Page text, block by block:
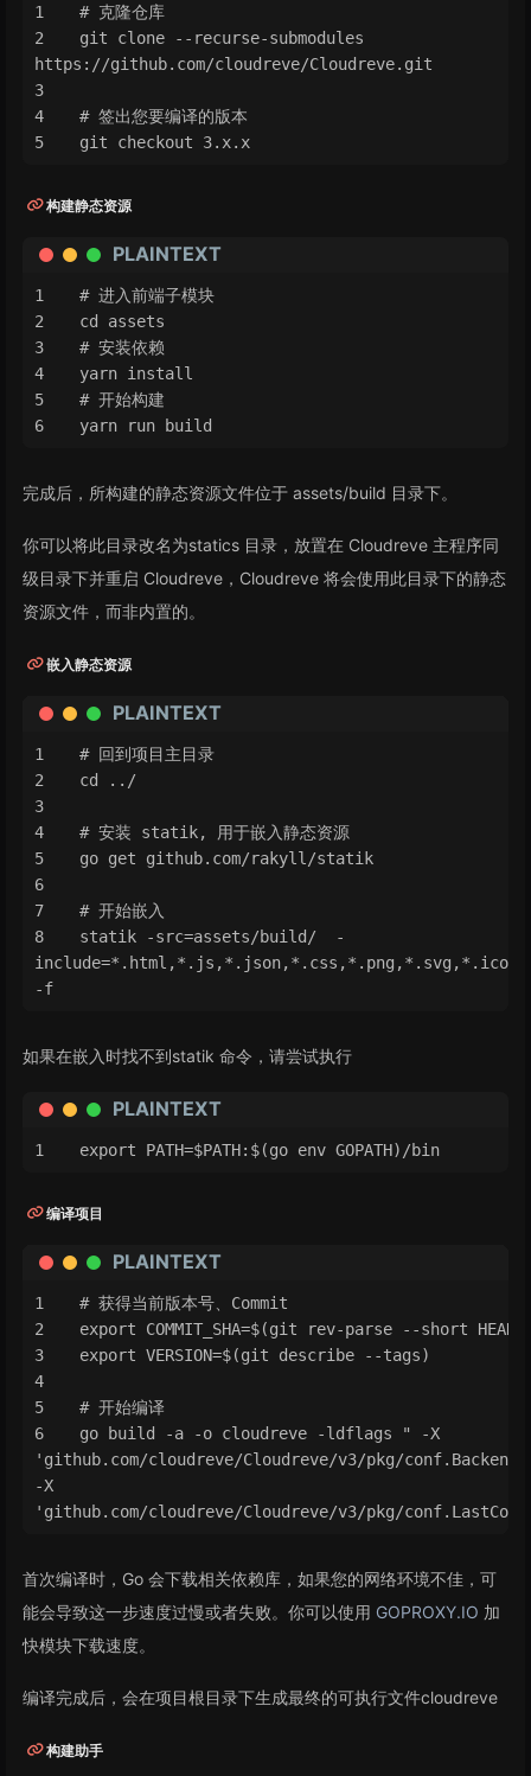
# 克隆仓库
git clone --recurse-submodules
https://github.com/cloudreve/Cloudreve.git
# 签出您要编译的版本
git checkout 3.x.x
构建静态资源
PLAINTEXT
# 进入前端子模块
cd assets
# 安装依赖
yarn install
# 开始构建
yarn run build
完成后，所构建的静态资源文件位于 assets/build 目录下。
你可以将此目录改名为statics 目录，放置在 Cloudreve 主程序同
级目录下并重启 Cloudreve，Cloudreve 将会使用此目录下的静态
资源文件，而非内置的。
嵌入静态资源
PLAINTEXT
# 回到项目主目录
cd ../
# 安装 statik, 用于嵌入静态资源
go get github.com/rakyll/statik
# 开始嵌入
statik -src=assets/build/  -
-f
如果在嵌入时找不到statik 命令，请尝试执行
PLAINTEXT
export PATH=$PATH:$(go env GOPATH)/bin
编译项目
PLAINTEXT
# 获得当前版本号、Commit
export COMMIT_SHA=$(git rev-parse --short HEAD)
export VERSION=$(git describe --tags)
# 开始编译
go build -a -o cloudreve -ldflags " -X
'github.com/cloudreve/Cloudreve/v3/pkg/
-X
'github.com/cloudreve/Cloudreve/v3/pkg/
首次编译时，Go 会下载相关依赖库，如果您的网络环境不佳，可
能会导致这一步速度过慢或者失败。你可以使用 GOPROXY.IO 加
快模块下载速度。
编译完成后，会在项目根目录下生成最终的可执行文件cloudreve
构建助手